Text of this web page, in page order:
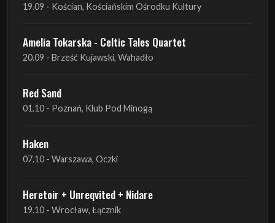
19.09 - Kościan, Kościańskim Ośrodku Kultury
Amelia Tokarska - Celtic Tales Quartet
20.09 - Brześć Kujawski, Wahadło
Red Sand
01.10 - Poznań, Klub Pod Minogą
Haken
07.10 - Warszawa, Oczki
Heretoir + Unreqvited + Nidare
19.10 - Wrocław, Łącznik